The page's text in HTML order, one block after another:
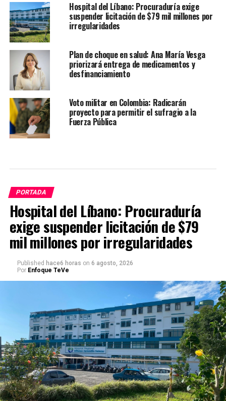
Hospital del Líbano: Procuraduría exige
suspender licitación de $79 mil millones por
irregularidades
Plan de choque en salud: Ana María Vesga
priorizará entrega de medicamentos y
desfinanciamiento
Voto militar en Colombia: Radicarán
proyecto para permitir el sufragio a la
Fuerza Pública
PORTADA
Hospital del Líbano: Procuraduría
exige suspender licitación de $79
mil millones por irregularidades
Published hace6 horas on 6 agosto, 2026
Por Enfoque TeVe